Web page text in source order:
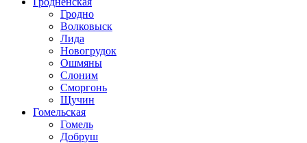
Гродно
Волковыск
Лида
Новогрудок
Ошмяны
Слоним
Сморгонь
Щучин
Гомельская
Гомель
Добруш